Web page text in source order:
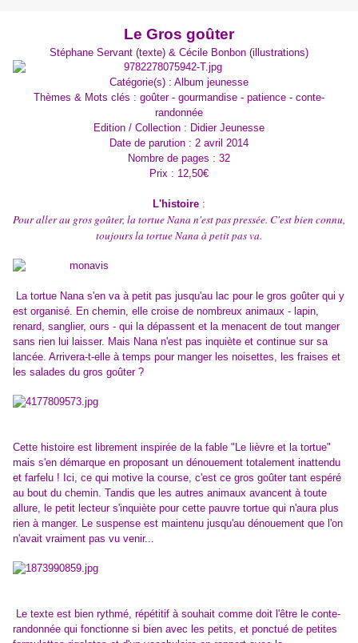
Le Gros goûter
Stéphane Servant (texte) & Cécile Bonbon (illustrations)
Catégorie(s) : Album jeunesse
Thèmes & Mots clés : goûter - gourmandise - patience - conte-
randonnée
Edition / Collection : Didier Jeunesse
Date de parution : 2 avril 2014
Nombre de pages : 32
Prix : 12,50€
L'histoire :
Pour aller au gros goûter, la tortue Nana n'est pas pressée. C'est bien connu,
toujours la tortue Nana à petit pas va.
La tortue Nana s'en va à petit pas jusqu'au lac pour le gros goûter qui y
est organisé. En chemin, elle croise de nombreux animaux - lapin,
renard, sanglier, ours - qui la dépassent et la menacent de tout manger
sans rien lui laisser. Mais Nana n'est pas inquiète et continue sur sa
lancée. Arrivera-t-elle à temps pour manger les noisettes, les fraises et
les salades du gros goûter ?
Cette histoire est librement inspirée de la fable "Le lièvre et la tortue"
mais s'en démarque en proposant un dénouement totalement inattendu
et farfelu ! Ici, ce qui motive la course, c'est ce gros goûter tant espéré
au bout du chemin. Tandis que les autres animaux avancent à toute
allure, le petit lecteur s'inquiète pour cette pauvre tortue qui n'aura plus
rien à manger. Le suspense est maintenu jusqu'au dénouement que l'on
n'avait vraiment pas vu venir...
Le texte est bien rythmé, répétitif à souhait comme doit l'être le conte-
randonnée qui fonctionne si bien avec les petits, et ponctué de petites